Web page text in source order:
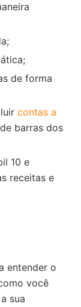
de forma
contas a
barras dos
10 e
receitas e
entender o
você
sua